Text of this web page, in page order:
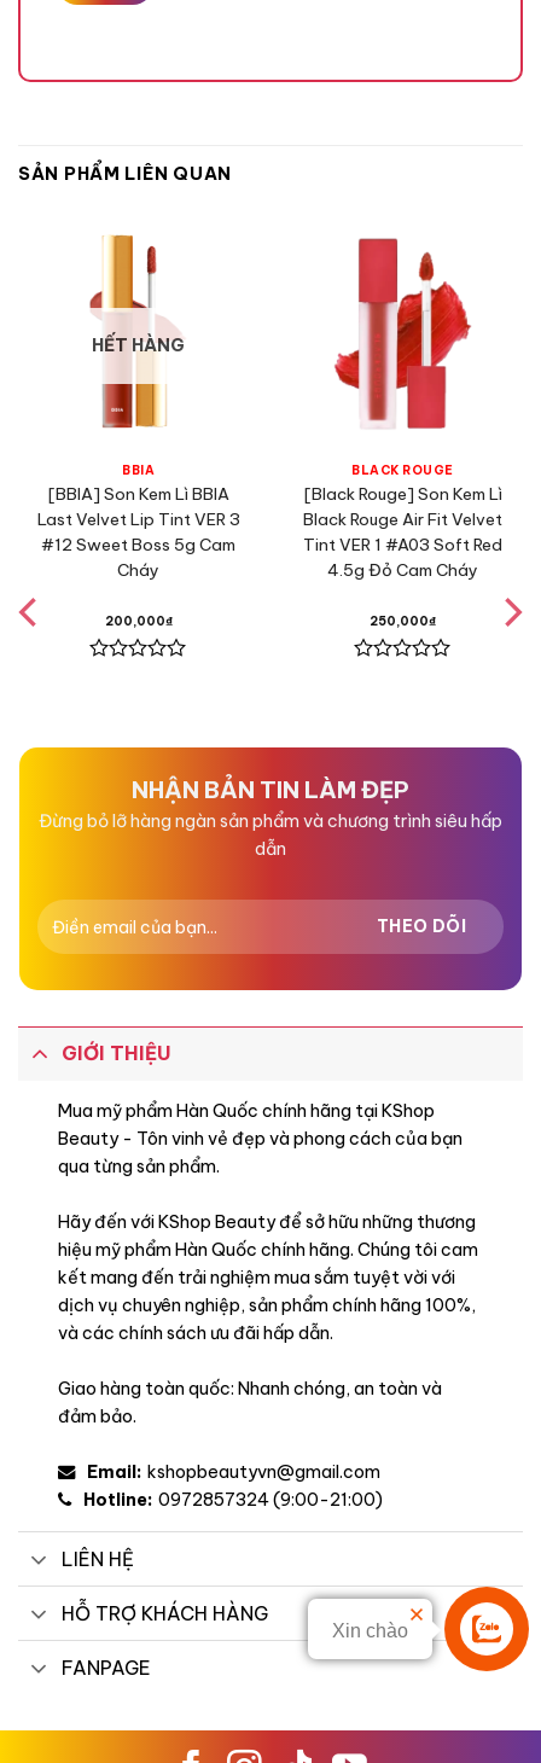
SẢN PHẨM LIÊN QUAN
HẾT HÀNG
BBIA
[BBIA] Son Kem Lì BBIA
Last Velvet Lip Tint VER 3
#12 Sweet Boss 5g Cam
Cháy
200,000₫
5
BLACK ROUGE
[Black Rouge] Son Kem Lì
Black Rouge Air Fit Velvet
Tint VER 1 #A03 Soft Red
4.5g Đỏ Cam Cháy
250,000₫
5
Liên hệ
Xin chào
NHẬN BẢN TIN LÀM ĐẸP
Đừng bỏ lỡ hàng ngàn sản phẩm và chương trình siêu hấp
dẫn
GIỚI THIỆU
Mua mỹ phẩm Hàn Quốc chính hãng tại KShop
Beauty - Tôn vinh vẻ đẹp và phong cách của bạn
qua từng sản phẩm.
Hãy đến với KShop Beauty để sở hữu những thương
hiệu mỹ phẩm Hàn Quốc chính hãng. Chúng tôi cam
kết mang đến trải nghiệm mua sắm tuyệt vời với
dịch vụ chuyên nghiệp, sản phẩm chính hãng 100%,
và các chính sách ưu đãi hấp dẫn.
Giao hàng toàn quốc: Nhanh chóng, an toàn và
đảm bảo.
Email: kshopbeautyvn@gmail.com
Hotline: 0972857324 (9:00-21:00)
LIÊN HỆ
HỖ TRỢ KHÁCH HÀNG
FANPAGE